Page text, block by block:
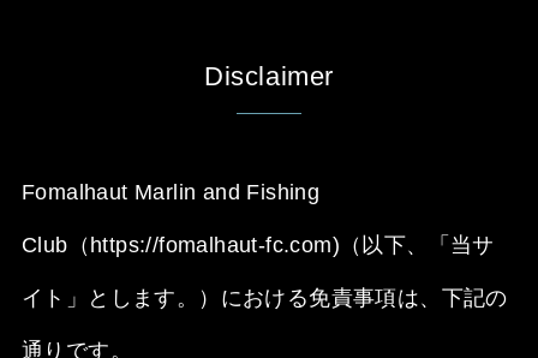
Disclaimer
Fomalhaut Marlin and Fishing
Club（https://fomalhaut-fc.com)（以下、「当サ
イト」とします。）における免責事項は、下記の
通りです。